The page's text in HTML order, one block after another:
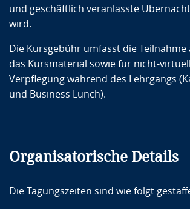
und geschäftlich veranlasste
wird.
Die Kursgebühr umfasst die Teilnahme
das Kursmaterial sowie für nicht-
Verpflegung während des Lehrgangs
und Business Lunch).
Organisatorische Details
Die Tagungszeiten sind wie folgt